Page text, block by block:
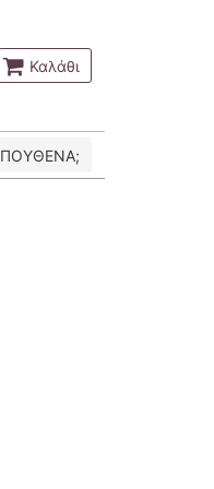
Καλάθι
ΠΟΥΘΕΝΑ;